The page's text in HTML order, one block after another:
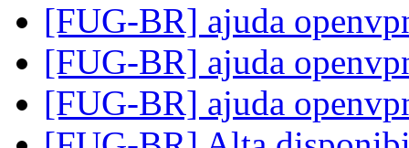
[FUG-BR] ajuda
[FUG-BR] ajuda
[FUG-BR] ajuda